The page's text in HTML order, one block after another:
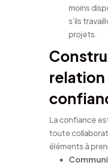
moins
s’ils
projets.
relation
La confiance
toute
éléments à